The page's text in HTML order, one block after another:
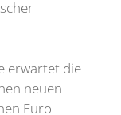
erwartet die
neuen
Euro